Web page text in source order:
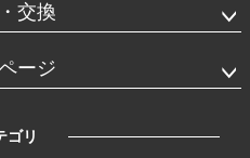
交換
ージ
ゴリ